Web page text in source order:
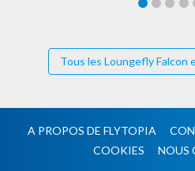
Tous les Loungefly Falcon
A PROPOS DE FLYTOPIA
COOKIES
NOUS